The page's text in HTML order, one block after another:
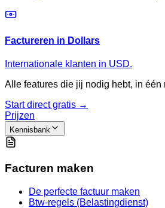
Factureren in Dollars
Internationale klanten in USD.
Alle features die jij nodig hebt, in één
Start direct gratis →
Prijzen
Kennisbank
Facturen maken
De perfecte factuur maken
Btw-regels (Belastingdienst)